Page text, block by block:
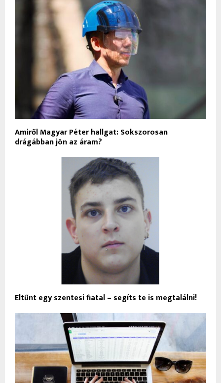
Amiről Magyar Péter hallgat: Sokszorosan
drágábban jön az áram?
Eltűnt egy szentesi fiatal – segíts te is megtalálni!